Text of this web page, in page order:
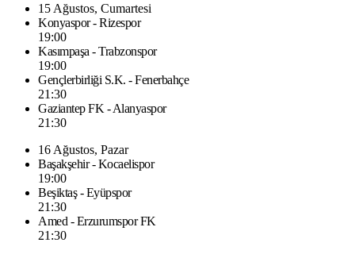
15 Ağustos, Cumartesi
Konyaspor - Rizespor
19:00
Kasımpaşa - Trabzonspor
19:00
Gençlerbirliği S.K. - Fenerbahçe
21:30
Gaziantep FK - Alanyaspor
21:30
16 Ağustos, Pazar
Başakşehir - Kocaelispor
19:00
Beşiktaş - Eyüpspor
21:30
Amed - Erzurumspor FK
21:30